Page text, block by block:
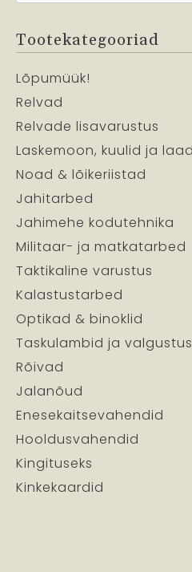
Tootekategooriad
Lõpumüük!
Relvad
Relvade lisavarustus
Laskemoon, kuulid ja
Noad & lõikeriistad
Jahitarbed
Jahimehe kodutehnika
Militaar- ja matkatarbed
Taktikaline varustus
Kalastustarbed
Optikad & binoklid
Taskulambid ja valgustus
Rõivad
Jalanõud
Enesekaitsevahendid
Hooldusvahendid
Kingituseks
Kinkekaardid